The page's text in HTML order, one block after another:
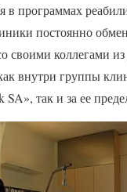
в программах
постоянно
своими коллегами
внутри группы
так и за ее